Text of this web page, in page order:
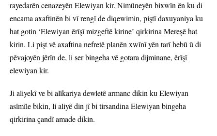
rayedarên cenazeyên Elewiyan kir. Nimûneyên bixwîn ên ku di
encama axaftinên bi vî rengî de diqewimin, piştî daxuyaniya ku
hat gotin ‘Elewiyan êrîşî mizgeftê kirine’ qirkirina Mereşê hat
kirin. Li pişt vê axaftina nefretê planên xwînî yên tarî hebû û di
pêvajoyên jêrîn de, li ser bingeha vê gotara dijminane, êrîşî
elewiyan kir.
Ji aliyekî ve bi alîkariya dewletê armanc dikin ku Elewiyan
asîmîle bikin, li aliyê din jî bi tirsandina Elewiyan bingeha
qirkirina çandî amade dikin.